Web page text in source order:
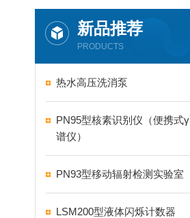
新品推荐
PRODUCTS
热水高压洗消泵
PN95型核素识别仪（便携式γ
谱仪）
PN93型移动辐射检测实验室
LSM200型液体闪烁计数器